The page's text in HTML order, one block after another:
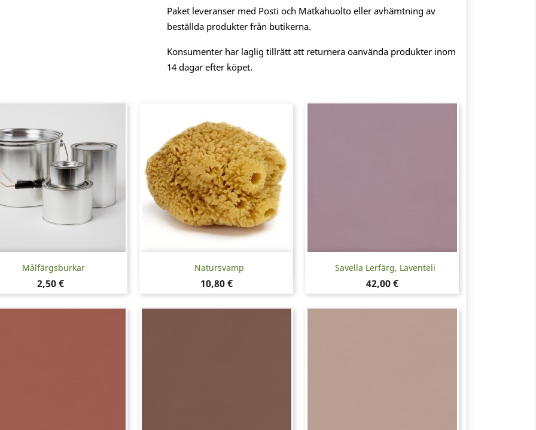
Paket leveranser med Posti och Matkahuolto eller avhämtning av
beställda produkter från butikerna.
Konsumenter har laglig tillrätt att returnera oanvända produkter inom
14 dagar efter köpet.
Målfärgsburkar
Pris
2,50 €
Snabbvy Natursvamp
Pris
10,80 €
Snabbvy Savella Lerfärg, Laventeli
Pris
42,00 €
 Snabbvy